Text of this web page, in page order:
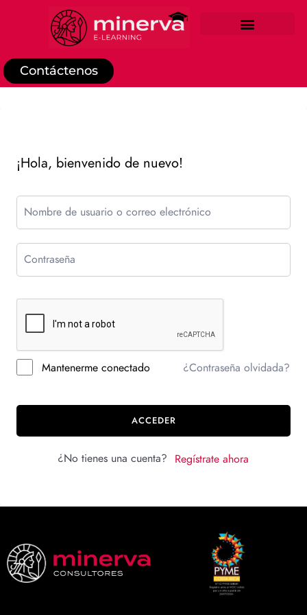
Contáctenos
¡Hola, bienvenido de nuevo!
Mantenerme conectado ¿Contraseña olvidada?
ACCEDER
¿No tienes una cuenta? Regístrate ahora